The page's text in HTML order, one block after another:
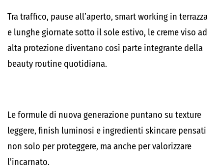
Tra traffico, pause all’aperto, smart working in terrazza
e lunghe giornate sotto il sole estivo, le creme viso ad
alta protezione diventano così parte integrante della
beauty routine quotidiana.
Le formule di nuova generazione puntano su texture
leggere, finish luminosi e ingredienti skincare pensati
non solo per proteggere, ma anche per valorizzare
l’incarnato.